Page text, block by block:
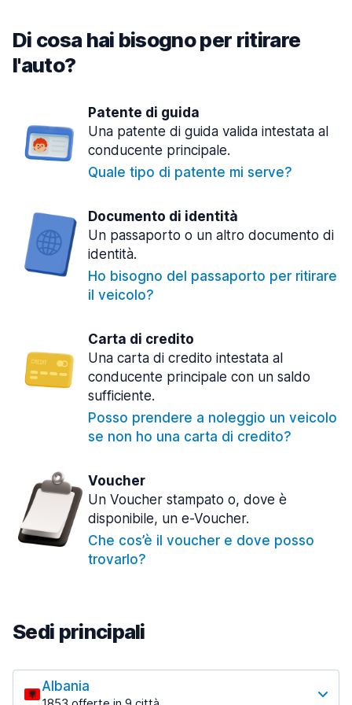
Di cosa hai bisogno per ritirare
l'auto?
Patente di guida
Una patente di guida valida intestata al
conducente principale.
Quale tipo di patente mi serve?
Documento di identità
Un passaporto o un altro documento di
identità.
Ho bisogno del passaporto per ritirare
il veicolo?
Carta di credito
Una carta di credito intestata al
conducente principale con un saldo
sufficiente.
Posso prendere a noleggio un veicolo
se non ho una carta di credito?
Voucher
Un Voucher stampato o, dove è
disponibile, un e-Voucher.
Che cos’è il voucher e dove posso
trovarlo?
Sedi principali
Albania